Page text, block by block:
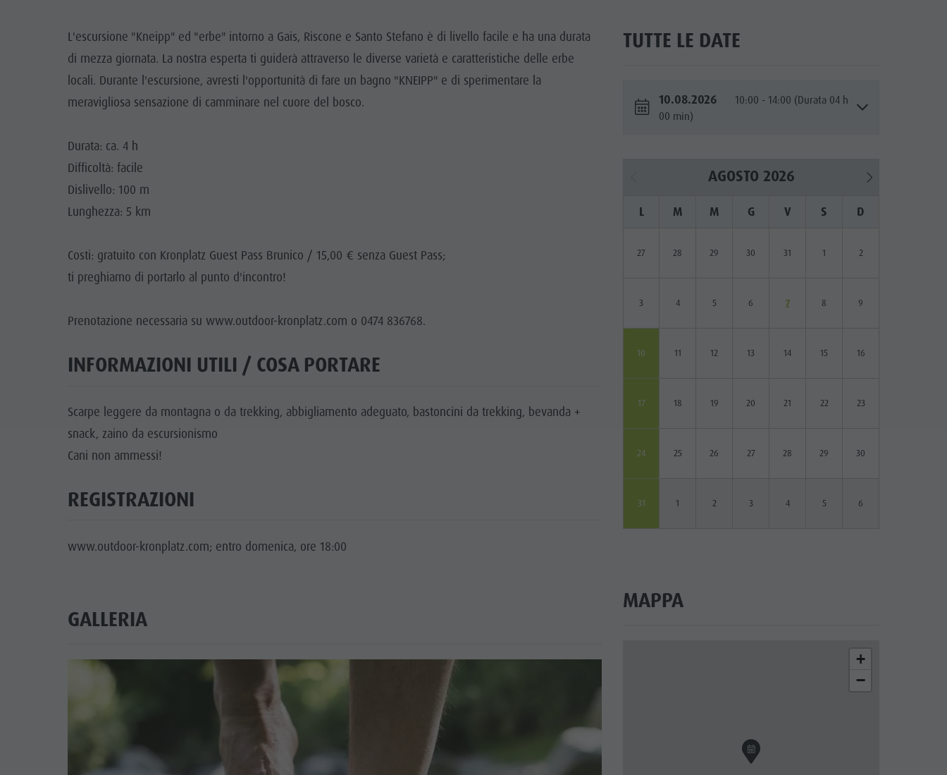
ATTRAZIONI
LOCALITÀ E DINTORNI
TRADIZIONE E ARTIGIANATO
Cavalcare
Nuotare
Richiesta cataloghi
Imposta di soggiorno
Vacanza con il cane
Kronplatz Doctor Service
L'escursione "Kneipp" ed "erbe" intorno a Gais, Riscone e Santo Stefano è di livello facile e ha una durata
di mezza giornata. La nostra esperta ti guiderà attraverso le diverse varietà e caratteristiche delle erbe
locali. Durante l'escursione, avresti l'opportunità di fare un bagno "KNEIPP" e di sperimentare la
meravigliosa sensazione di camminare nel cuore del bosco.
Durata: ca. 4 h
Difficoltà: facile
Dislivello: 100 m
Lunghezza: 5 km
Costi: gratuito con Kronplatz Guest Pass Brunico / 15,00 € senza Guest Pass;
ti preghiamo di portarlo al punto d'incontro!
Prenotazione necessaria su www.outdoor-kronplatz.com o 0474 836768.
INFORMAZIONI UTILI / COSA PORTARE
Scarpe leggere da montagna o da trekking, abbigliamento adeguato, bastoncini da trekking, bevanda +
snack, zaino da escursionismo
Cani non ammessi!
REGISTRAZIONI
www.outdoor-kronplatz.com; entro domenica, ore 18:00
GALLERIA
TUTTE LE DATE
10.08.2026
10:00 - 14:00 (Durata 04 h
00 min)
AGOSTO 2026
L M M G V S D
27 28 29 30 31 1 2
3 4 5 6 7 8 9
10 11 12 13 14 15 16
17 18 19 20 21 22 23
24 25 26 27 28 29 30
31 1 2 3 4 5 6
MAPPA
+
−